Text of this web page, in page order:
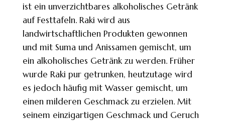
ist ein unverzichtbares alkoholisches Getränk
auf Festtafeln. Raki wird aus
landwirtschaftlichen Produkten gewonnen
und mit Suma und Anissamen gemischt, um
ein alkoholisches Getränk zu werden. Früher
wurde Raki pur getrunken, heutzutage wird
es jedoch häufig mit Wasser gemischt, um
einen milderen Geschmack zu erzielen. Mit
seinem einzigartigen Geschmack und Geruch